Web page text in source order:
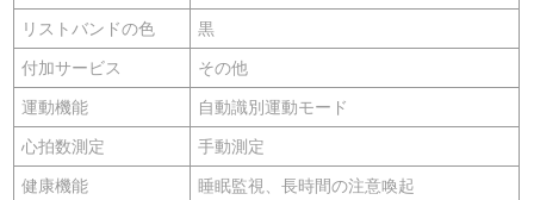
リストバンドの色 黒
付加サービス その他
運動機能 自動識別運動モード
心拍数測定 手動測定
健康機能 睡眠監視、長時間の注意喚起